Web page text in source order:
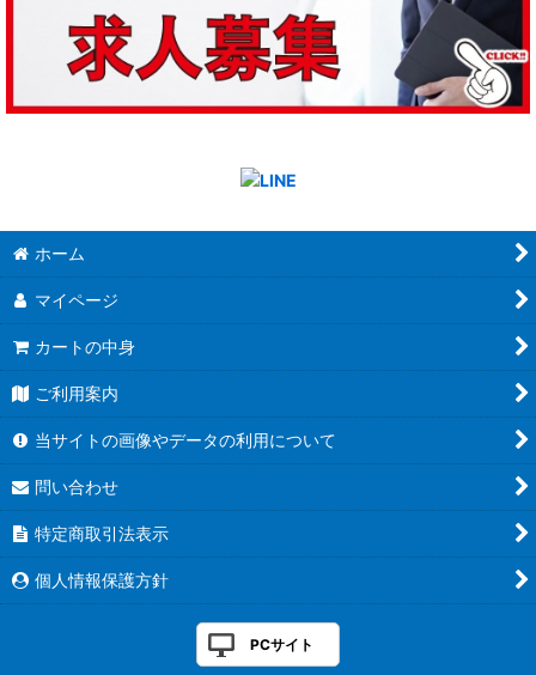
ホーム
マイページ
カートの中身
ご利用案内
当サイトの画像やデータの利用について
問い合わせ
特定商取引法表示
個人情報保護方針
PCサイト